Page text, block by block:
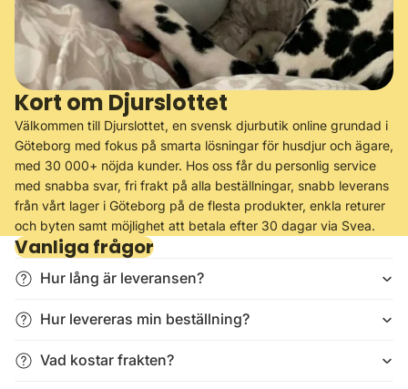
Kort om Djurslottet
Välkommen till Djurslottet, en svensk djurbutik online grundad i
Göteborg med fokus på smarta lösningar för husdjur och ägare,
med 30 000+ nöjda kunder. Hos oss får du personlig service
med snabba svar, fri frakt på alla beställningar, snabb leverans
från vårt lager i Göteborg på de flesta produkter, enkla returer
och byten samt möjlighet att betala efter 30 dagar via Svea.
Vanliga frågor
Hur lång är leveransen?
Hur levereras min beställning?
Vad kostar frakten?